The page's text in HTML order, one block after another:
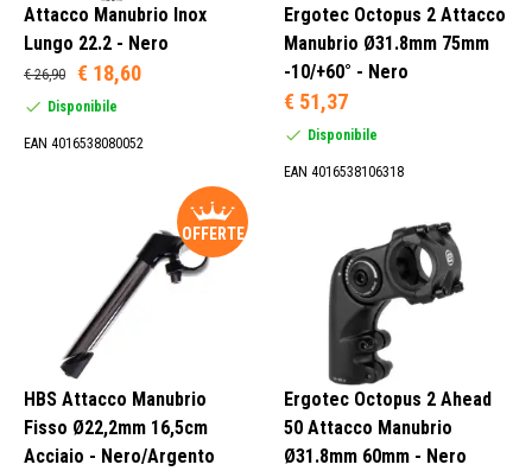
22,2 mm (2)
25,4 mm (197)
25,8 mm (1)
28,6 mm (14)
No (481)
60 mm (32)
70 mm (1)
80 mm (13)
85 mm (1)
Attacco Manubrio Inox
Lungo 22.2 - Nero
€ 26,90 € 18,60
Disponibile
EAN 4016538080052
Ergotec Octopus 2 Attacco
Manubrio Ø31.8mm 75mm
-10/+60° - Nero
€ 51,37
Disponibile
EAN 4016538106318
OFFERTE
HBS Attacco Manubrio
Fisso Ø22,2mm 16,5cm
Acciaio - Nero/Argento
Ergotec Octopus 2 Ahead
50 Attacco Manubrio
Ø31.8mm 60mm - Nero